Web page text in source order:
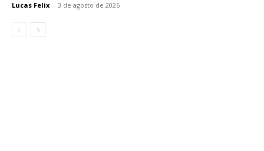
Lucas Felix - 3 de agosto de 2026